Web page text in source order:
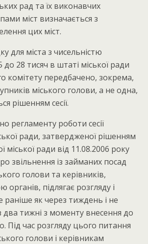
рад та їх виконавчих
міст визначається з
цих міст.
для міста з чисельністю
до 28 тисяч в штаті міської ради
комітету передбачено, зокрема,
міського голови, а не одна,
рішенням сесії.
регламенту роботи сесії
ради, затвердженої рішенням
міської ради від 11.08.2006 року
звільнення із займаних посад
голови та керівників,
підлягає розгляду і
як через тиждень і не
два тижні з моменту внесення до
Під час розгляду цього питання
голови і керівникам